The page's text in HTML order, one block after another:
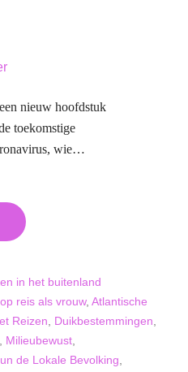
nieuw hoofdstuk
toekomstige
wie…
in het buitenland
reis als vrouw, Atlantische
Reizen, Duikbestemmingen,
, Milieubewust,
de Lokale Bevolking,